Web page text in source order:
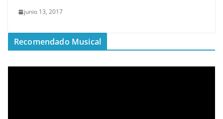
junio 13, 2017
Recomendado Musical